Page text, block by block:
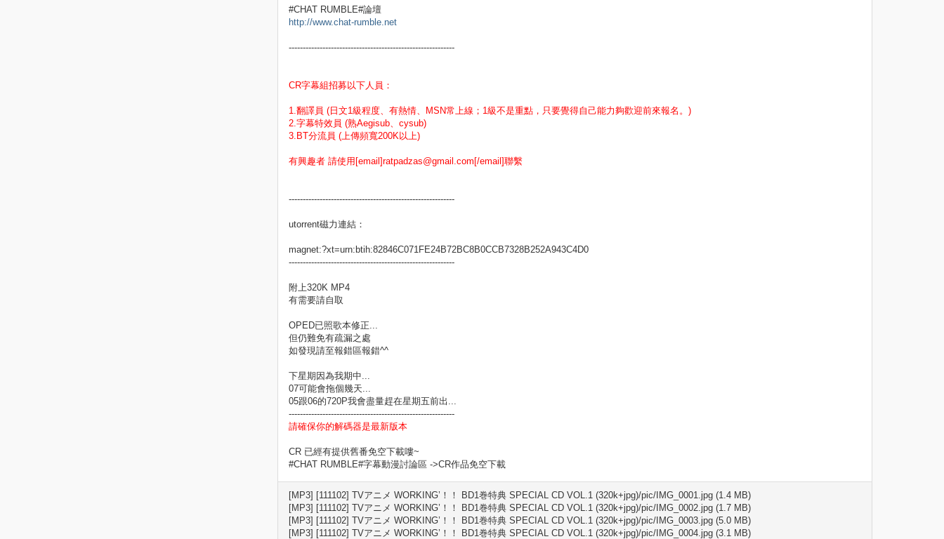
#CHAT RUMBLE#論壇
http://www.chat-rumble.net
-----------------------------------------------------------
CR字幕組招募以下人員：
1.翻譯員 (日文1級程度、有熱情、MSN常上線；1級不是重點，只要覺得自己能力夠歡迎前來報名。)
2.字幕特效員 (熟Aegisub、cysub)
3.BT分流員 (上傳頻寬200K以上)
有興趣者 請使用[email]ratpadzas@gmail.com[/email]聯繫
-----------------------------------------------------------
utorrent磁力連結：
magnet:?xt=urn:btih:82846C071FE24B72BC8B0CCB7328B252A943C4D0
-----------------------------------------------------------
附上320K MP4
有需要請自取
OPED已照歌本修正...
但仍難免有疏漏之處
如發現請至報錯區報錯^^
下星期因為我期中...
07可能會拖個幾天...
05跟06的720P我會盡量趕在星期五前出...
-----------------------------------------------------------
請確保你的解碼器是最新版本
CR 已經有提供舊番免空下載嘍~
#CHAT RUMBLE#字幕動漫討論區 ->CR作品免空下載
[MP3] [111102] TVアニメ WORKING’！！ BD1巻特典 SPECIAL CD VOL.1 (320k+jpg)/pic/IMG_0001.jpg (1.4 MB)
[MP3] [111102] TVアニメ WORKING’！！ BD1巻特典 SPECIAL CD VOL.1 (320k+jpg)/pic/IMG_0002.jpg (1.7 MB)
[MP3] [111102] TVアニメ WORKING’！！ BD1巻特典 SPECIAL CD VOL.1 (320k+jpg)/pic/IMG_0003.jpg (5.0 MB)
[MP3] [111102] TVアニメ WORKING’！！ BD1巻特典 SPECIAL CD VOL.1 (320k+jpg)/pic/IMG_0004.jpg (3.1 MB)